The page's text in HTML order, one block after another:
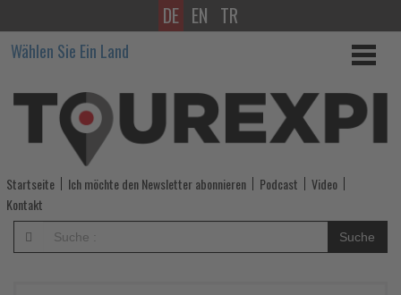
Lanserhof
mit
medizinischem
Gesamtkonzept
-
Wissen,
was
DE EN TR
Wählen Sie Ein Land
Startseite Ich möchte den Newsletter abonnieren Podcast
Video
Kontakt
Suche